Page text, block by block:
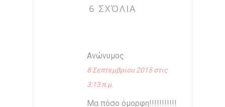
6 ΣΧΌΛΙΑ
Ανώνυμος
8 Σεπτεμβρίου 2015 στις
3:13 π.μ.
Μα πόσο όμορφη!!!!!!!!!!!